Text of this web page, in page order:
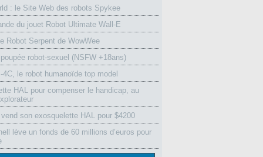
: le Site Web des robots Spykee
du jouet Robot Ultimate Wall-E
Robot Serpent de WowWee
robot-sexuel (NSFW +18ans)
4C, le robot humanoïde top model
HAL pour compenser le handicap, au
son exosquelette HAL pour $4200
lève un fonds de 60 millions d’euros pour